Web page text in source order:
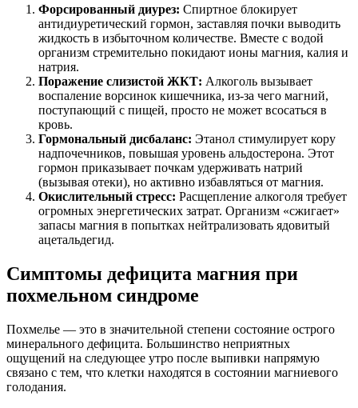
Форсированный диурез: Спиртное блокирует
антидиуретический гормон, заставляя почки выводить
жидкость в избыточном количестве. Вместе с водой
организм стремительно покидают ионы магния, калия и
натрия.
Поражение слизистой ЖКТ: Алкоголь вызывает
воспаление ворсинок кишечника, из-за чего магний,
поступающий с пищей, просто не может всосаться в
кровь.
Гормональный дисбаланс: Этанол стимулирует кору
надпочечников, повышая уровень альдостерона. Этот
гормон приказывает почкам удерживать натрий
(вызывая отеки), но активно избавляться от магния.
Окислительный стресс: Расщепление алкоголя требует
огромных энергетических затрат. Организм «сжигает»
запасы магния в попытках нейтрализовать ядовитый
ацетальдегид.
Симптомы дефицита магния при
похмельном синдроме
Похмелье — это в значительной степени состояние острого
минерального дефицита. Большинство неприятных
ощущений на следующее утро после выпивки напрямую
связано с тем, что клетки находятся в состоянии магниевого
голодания.